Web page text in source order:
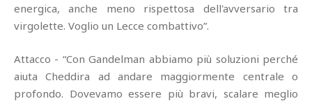
energica, anche meno rispettosa dell'avversario tra
virgolette. Voglio un Lecce combattivo”.
Attacco - “Con Gandelman abbiamo più soluzioni perché
aiuta Cheddira ad andare maggiormente centrale o
profondo. Dovevamo essere più bravi, scalare meglio